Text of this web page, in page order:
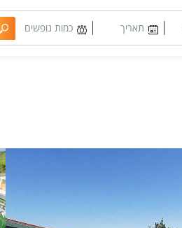
תאריך כמות נופשים